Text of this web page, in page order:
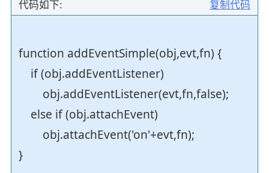
复制代码
代码如下:
function addEventSimple(obj,evt,fn) {
if (obj.addEventListener)
obj.addEventListener(evt,fn,false);
else if (obj.attachEvent)
obj.attachEvent('on'+evt,fn);
}